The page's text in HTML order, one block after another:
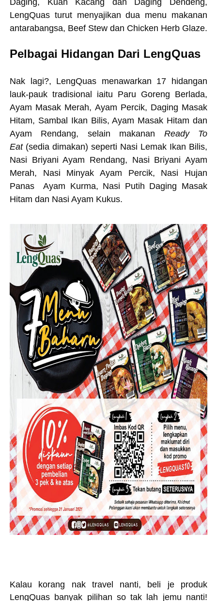
Daging, Kuah Kacang dan Daging Dendeng,
LengQuas turut menyajikan dua menu makanan
antarabangsa, Beef Stew dan Chicken Herb Glaze.
Pelbagai Hidangan Dari LengQuas
Nak lagi?, LengQuas menawarkan 17 hidangan
lauk-pauk tradisional iaitu Paru Goreng Berlada,
Ayam Masak Merah, Ayam Percik, Daging Masak
Hitam, Sambal Ikan Bilis, Ayam Masak Hitam dan
Ayam Rendang, selain makanan Ready To
Eat(sedia dimakan) seperti Nasi Lemak Ikan Bilis,
Nasi Briyani Ayam Rendang, Nasi Briyani Ayam
Merah, Nasi Minyak Ayam Percik, Nasi Hujan
Panas Ayam Kurma, Nasi Putih Daging Masak
Hitam dan Nasi Ayam Kukus.
Kalau korang nak travel nanti, beli je produk
LengQuas banyak pilihan so tak lah jemu nanti!